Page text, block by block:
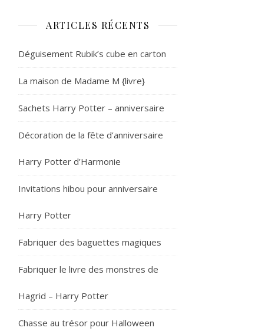
ARTICLES RÉCENTS
Déguisement Rubik’s cube en carton
La maison de Madame M {livre}
Sachets Harry Potter – anniversaire
Décoration de la fête d’anniversaire
Harry Potter d’Harmonie
Invitations hibou pour anniversaire
Harry Potter
Fabriquer des baguettes magiques
Fabriquer le livre des monstres de
Hagrid – Harry Potter
Chasse au trésor pour Halloween